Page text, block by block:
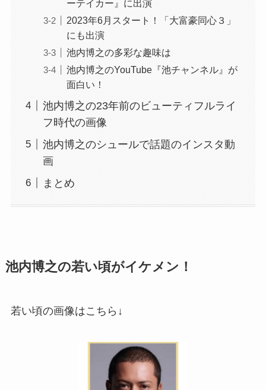
ーテイカー』に出演
2023年6月スタート！「大富豪同心３」
にも出演
池内博之の多彩な趣味は
池内博之のYouTube『池チャンネル』が
面白い！
池内博之の23年前のビューティフルライ
フ時代の画像
池内博之のシュールで話題のインスタ動
画
まとめ
池内博之の若い頃がイケメン！
若い頃の画像はこちら↓